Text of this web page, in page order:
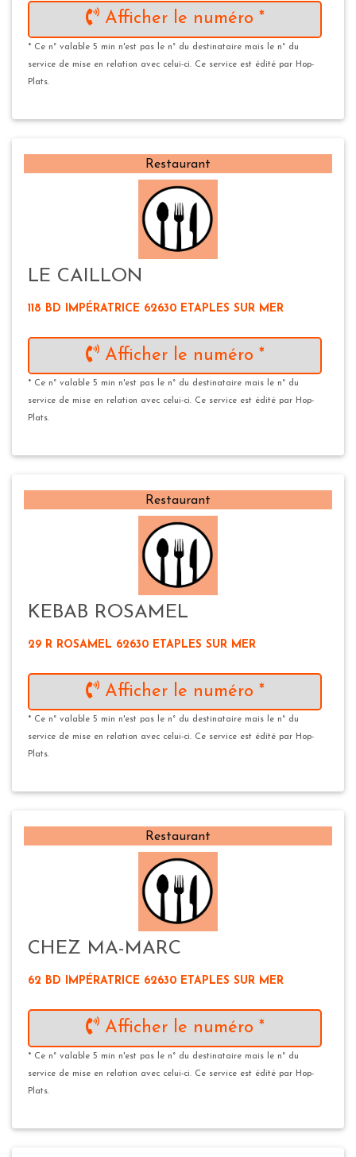
Afficher le numéro *
* Ce n° valable 5 min n'est pas le n° du destinataire mais le n° du
service de mise en relation avec celui-ci. Ce service est édité par Hop-
Plats.
Restaurant
LE CAILLON
118 BD IMPÉRATRICE 62630 ETAPLES SUR MER
Afficher le numéro *
* Ce n° valable 5 min n'est pas le n° du destinataire mais le n° du
service de mise en relation avec celui-ci. Ce service est édité par Hop-
Plats.
Restaurant
KEBAB ROSAMEL
29 R ROSAMEL 62630 ETAPLES SUR MER
Afficher le numéro *
* Ce n° valable 5 min n'est pas le n° du destinataire mais le n° du
service de mise en relation avec celui-ci. Ce service est édité par Hop-
Plats.
Restaurant
CHEZ MA-MARC
62 BD IMPÉRATRICE 62630 ETAPLES SUR MER
Afficher le numéro *
* Ce n° valable 5 min n'est pas le n° du destinataire mais le n° du
service de mise en relation avec celui-ci. Ce service est édité par Hop-
Plats.